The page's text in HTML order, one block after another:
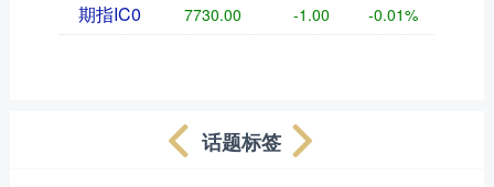
期指IC0 7730.00 -1.00 -0.01%
话题标签